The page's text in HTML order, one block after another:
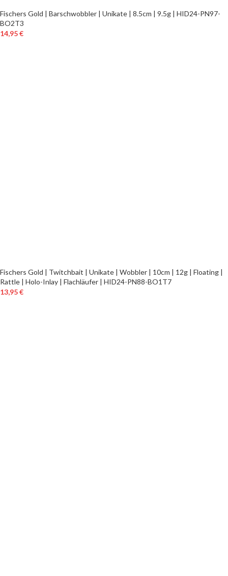
Fischers Gold | Barschwobbler | Unikate | 8.5cm | 9.5g | HID24-PN97-
BO2T3
14,95€
Fischers Gold | Twitchbait | Unikate | Wobbler | 10cm | 12g | Floating |
Rattle | Holo-Inlay | Flachläufer | HID24-PN88-BO1T7
13,95€